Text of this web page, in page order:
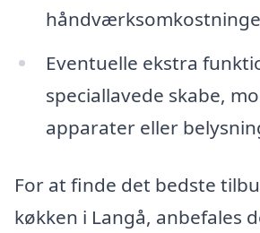
Eventuelle ekstra
speciallavede skabe,
apparater eller
For at finde det bedste
køkken i Langå, anbefales